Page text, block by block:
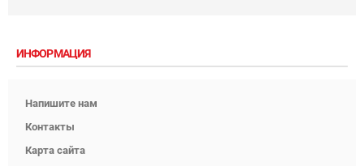
ИНФОРМАЦИЯ
Напишите нам
Контакты
Карта сайта